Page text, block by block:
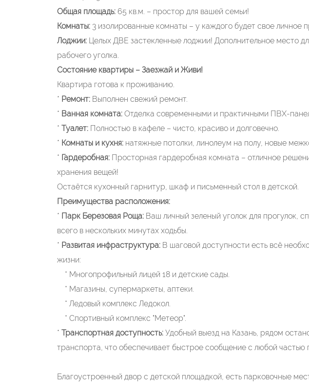
Общая площадь: 65 кв.м. – простор для вашей семьи!
Комнаты: 3 изолированные комнаты – у каждого будет свое личное
Лоджии: Целых ДВЕ застекленные лоджии! Дополнительное место
рабочего уголка.
Состояние квартиры – Заезжай и Живи!
Квартира готова к проживанию.
* Ремонт: Выполнен свежий ремонт.
* Ванная комната: Отделка современными и практичными ПВХ-
* Туалет: Полностью в кафеле – чисто, красиво и долговечно.
* Комнаты и кухня: натяжные потолки, линолеум на полу, новые
* Гардеробная: Просторная гардеробная комната – отличное
хранения вещей!
Остаётся кухонный гарнитур, шкаф и письменный стол в детской.
Преимущества расположения:
* Парк Березовая Роща: Ваш личный зеленый уголок для прогулок,
всего в нескольких минутах ходьбы.
* Развитая инфраструктура: В шаговой доступности есть всё
жизни:
* Многопрофильный лицей 18 и детские сады.
* Магазины, супермаркеты, аптеки.
* Ледовый комплекс Ледокол.
* Спортивный комплекс "Метеор".
* Транспортная доступность: Удобный выезд на Казань, рядом
транспорта, что обеспечивает быстрое сообщение с любой частью
​​​​​​​Благоустроенный двор с детской площадкой, есть парковочные